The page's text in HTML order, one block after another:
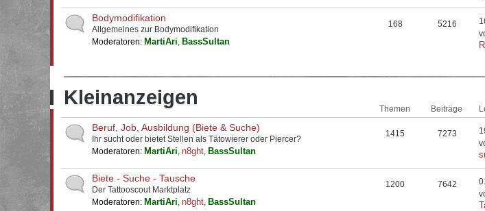
Bodymodifikation
Allgemeines zur Bodymodifikation
Moderatoren: MartiAri, BassSultan
168 5216
Kleinanzeigen
Themen Beiträge
Beruf, Job, Ausbildung (Biete & Suche)
Ihr sucht oder bietet Stellen als Tätowierer oder Piercer?
Moderatoren: MartiAri, n8ght, BassSultan
1415 7273
Biete - Suche - Tausche
Der Tattooscout Marktplatz
Moderatoren: MartiAri, n8ght, BassSultan
1200 7642